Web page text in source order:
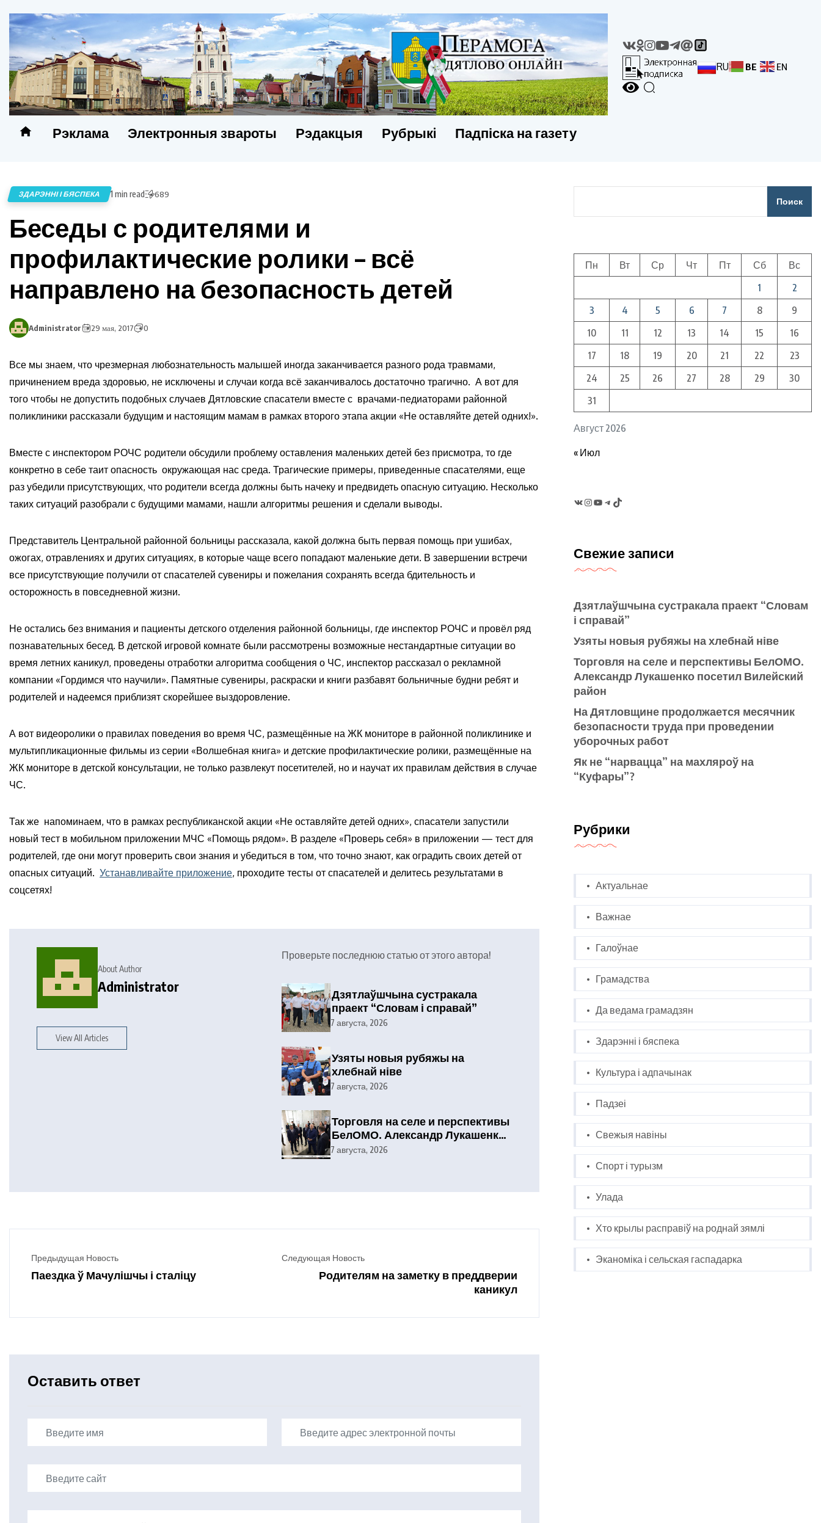
Рэклама Электронныя звароты Рэдакцыя Рубрыкi Падпіска на газету
RU BE EN
ЗДАРЭННІ І БЯСПЕКА 1 min read 689
Беседы с родителями и
профилактические ролики – всё
направлено на безопасность детей
Administrator 29 мая, 2017 0
Все мы знаем, что чрезмерная любознательность малышей иногда заканчивается разного рода травмами,
причинением вреда здоровью, не исключены и случаи когда всё заканчивалось достаточно трагично. А вот для
того чтобы не допустить подобных случаев Дятловские спасатели вместе с врачами-педиаторами районной
поликлиники рассказали будущим и настоящим мамам в рамках второго этапа акции «Не оставляйте детей одних!».
Вместе с инспектором РОЧС родители обсудили проблему оставления маленьких детей без присмотра, то где
конкретно в себе таит опасность окружающая нас среда. Трагические примеры, приведенные спасателями, еще
раз убедили присутствующих, что родители всегда должны быть начеку и предвидеть опасную ситуацию. Несколько
таких ситуаций разобрали с будущими мамами, нашли алгоритмы решения и сделали выводы.
Представитель Центральной районной больницы рассказала, какой должна быть первая помощь при ушибах,
ожогах, отравлениях и других ситуациях, в которые чаще всего попадают маленькие дети. В завершении встречи
все присутствующие получили от спасателей сувениры и пожелания сохранять всегда бдительность и
осторожность в повседневной жизни.
Не остались без внимания и пациенты детского отделения районной больницы, где инспектор РОЧС и провёл ряд
познавательных бесед. В детской игровой комнате были рассмотрены возможные нестандартные ситуации во
время летних каникул, проведены отработки алгоритма сообщения о ЧС, инспектор рассказал о рекламной
компании «Гордимся что научили». Памятные сувениры, раскраски и книги разбавят больничные будни ребят и
родителей и надеемся приблизят скорейшее выздоровление.
А вот видеоролики о правилах поведения во время ЧС, размещённые на ЖК мониторе в районной поликлинике и
мультипликационные фильмы из серии «Волшебная книга» и детские профилактические ролики, размещённые на
ЖК мониторе в детской консультации, не только развлекут посетителей, но и научат их правилам действия в случае
ЧС.
Так же напоминаем, что в рамках республиканской акции «Не оставляйте детей одних», спасатели запустили
новый тест в мобильном приложении МЧС «Помощь рядом». В разделе «Проверь себя» в приложении — тест для
родителей, где они могут проверить свои знания и убедиться в том, что точно знают, как оградить своих детей от
опасных ситуаций. Устанавливайте приложение, проходите тесты от спасателей и делитесь результатами в
соцсетях!
About Author
Administrator
View All Articles
Проверьте последнюю статью от этого автора!
Дзятлаўшчына сустракала
праект “Словам і справай”
7 августа, 2026
Узяты новыя рубяжы на
хлебнай ніве
7 августа, 2026
Торговля на селе и перспективы
БелОМО. Александр Лукашенко
посетил Вилейский район
7 августа, 2026
Предыдущая Новость
Паездка ў Мачулішчы і сталіцу
Следующая Новость
Родителям на заметку в преддверии
каникул
Оставить ответ
Поиск
Август 2026
Пн Вт Ср Чт Пт Сб
Вс
1
2
3
4 5 6 7 8
9
10
11 12 13 14 15
16
17
18 19 20 21 22
23
24
25 26 27 28 29
30
31
« Июл
Instagram
YouTubeTelegram
TikTok
Свежие записи
Дзятлаўшчына сустракала праект “Словам
і справай”
Узяты новыя рубяжы на хлебнай ніве
Торговля на селе и перспективы БелОМО.
Александр Лукашенко посетил Вилейский
район
На Дятловщине продолжается месячник
безопасности труда при проведении
уборочных работ
Як не “нарвацца” на махляроў на
“Куфары”?
Рубрики
Актуальнае
Важнае
Галоўнае
Грамадства
Да ведама грамадзян
Здарэнні і бяспека
Культура і адпачынак
Падзеі
Свежыя навіны
Спорт і турызм
Улада
Хто крылы расправіў на роднай зямлі
Эканоміка і сельская гаспадарка